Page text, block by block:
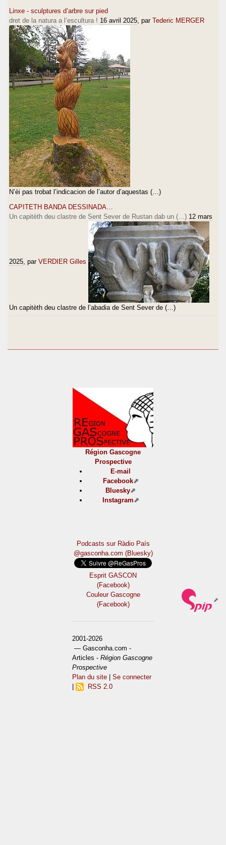
Linxe - sculptures d’arbre sur pied
dret de la natura a l’escultura ! 16 avril 2025 , par Tederic MERGER
N’èi pas trobat l’indicacion de l’autor d’aquestas (…)
CAPITETH BANDA DESSINADA…
Un capitèth deu clastre de Sent Sever de Rustan dab un (…) 12 mars
2025 , par VERDIER Gilles
Un capitèth deu clastre de l’abadia de Sent Sever de (…)
Région Gascogne
Prospective
E-mail
Facebook
Bluesky
Instagram
Podcasts sur Ràdio País
@gasconha.com (Bluesky)
Esprit GASCON
(Facebook)
Couleur Gascogne
(Facebook)
2001-2026
— Gasconha.com -
Articles -Région Gascogne
Prospective
Plan du site |Se connecter
RSS 2.0